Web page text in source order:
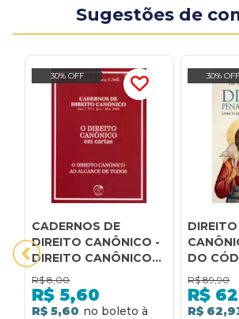
Sugestões de
30% OFF
CADERNOS DE
DIREITO CANÔNICO -
DIREITO CANÔNICO
EM CARTAS
R$ 8,00
R$ 5,60
R$ 5,60
30% OFF
DO
DIREITO
R$ 89,90
R$
R$